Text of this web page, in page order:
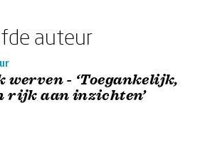
auteur
- ‘Toegankelijk,
rijk aan inzichten’